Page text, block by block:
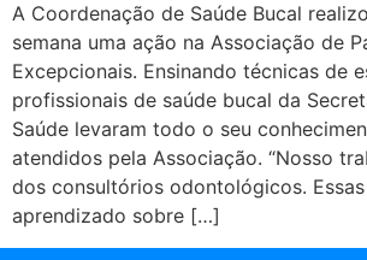
A Coordenação de Saúde Bucal
semana uma ação na Associação de
Excepcionais. Ensinando técnicas de
profissionais de saúde bucal da
Saúde levaram todo o seu
atendidos pela Associação. “Nosso
dos consultórios odontológicos.
aprendizado sobre […]